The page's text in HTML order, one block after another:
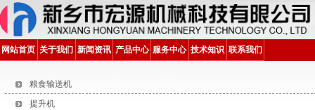
网站首页 关于我们 新闻资讯 产品中心 服务中心 技术知识 联系我们
粮食输送机
提升机